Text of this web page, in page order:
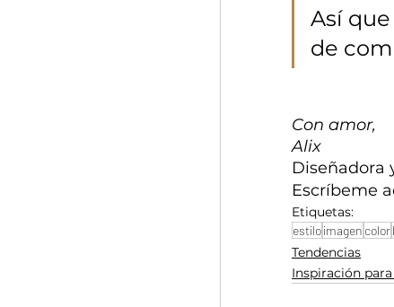
Así
de
Con amor,
Alix
Diseñadora
Escríbeme
Etiquetas:
estiloimagen color
Tendencias
Inspiración